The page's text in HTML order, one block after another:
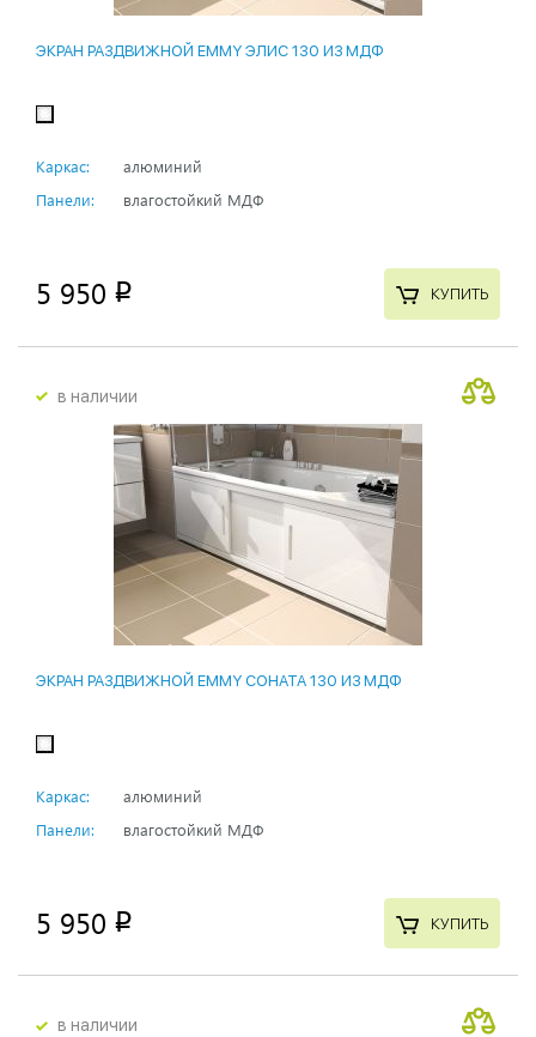
ЭКРАН РАЗДВИЖНОЙ EMMY ЭЛИС 130 ИЗ МДФ
Каркас:
алюминий
Панели:
влагостойкий МДФ
5 950 p КУПИТЬ
в наличии
ЭКРАН РАЗДВИЖНОЙ EMMY СОНАТА 130 ИЗ МДФ
Каркас:
алюминий
Панели:
влагостойкий МДФ
5 950 p КУПИТЬ
в наличии